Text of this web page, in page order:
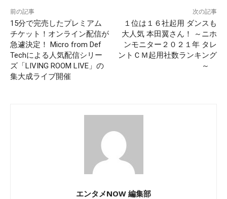
前の記事
15分で完売したプレミアム
チケット！オンライン配信が
急遽決定！ Micro from Def
Techによる人気配信シリー
ズ「LIVING ROOM LIVE」の
集大成ライブ開催
次の記事
１位は１６社起用 ダンスも
大人気 本田翼さん！ ～ニホ
ンモニター２０２１年 タレ
ントＣＭ起用社数ランキング
～
エンタメNOW 編集部